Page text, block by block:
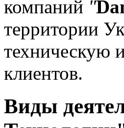
компаний "
территории
техническую
клиентов.
Виды